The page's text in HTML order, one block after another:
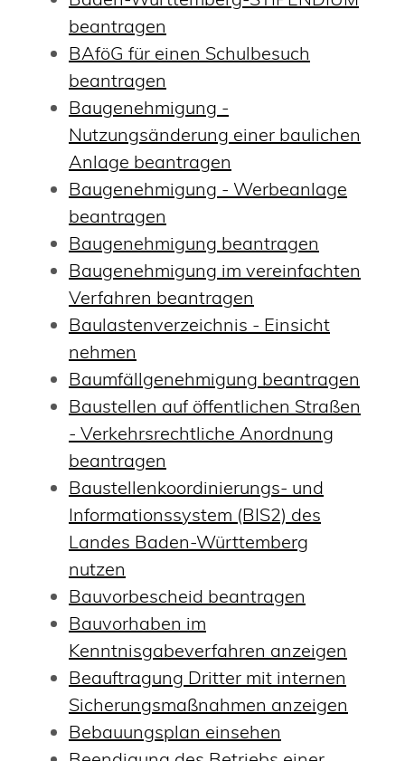
beantragen
BAföG für einen Schulbesuch
beantragen
Baugenehmigung -
Nutzungsänderung einer baulichen
Anlage beantragen
Baugenehmigung - Werbeanlage
beantragen
Baugenehmigung beantragen
Baugenehmigung im vereinfachten
Verfahren beantragen
Baulastenverzeichnis - Einsicht
nehmen
Baumfällgenehmigung beantragen
Baustellen auf öffentlichen Straßen
- Verkehrsrechtliche Anordnung
beantragen
Baustellenkoordinierungs- und
Informationssystem (BIS2) des
Landes Baden-Württemberg
nutzen
Bauvorbescheid beantragen
Bauvorhaben im
Kenntnisgabeverfahren anzeigen
Beauftragung Dritter mit internen
Sicherungsmaßnahmen anzeigen
Bebauungsplan einsehen